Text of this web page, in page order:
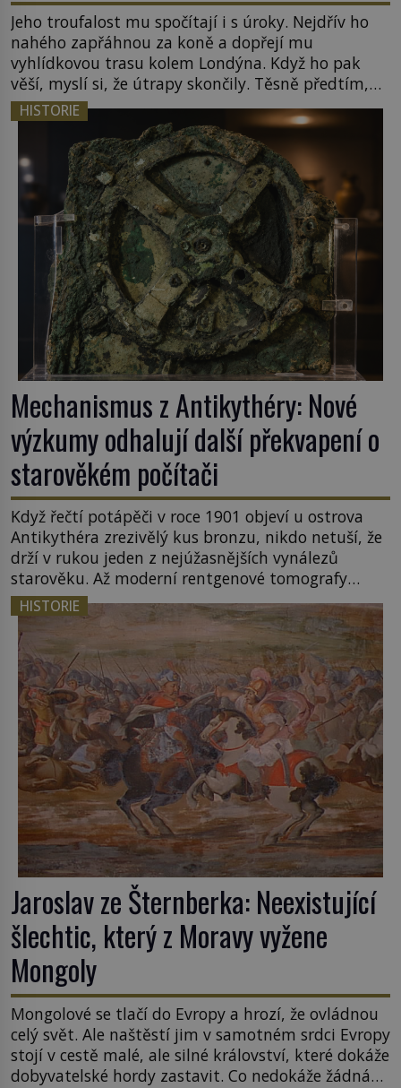
Jeho troufalost mu spočítají i s úroky. Nejdřív ho
nahého zapřáhnou za koně a dopřejí mu
vyhlídkovou trasu kolem Londýna. Když ho pak
věší, myslí si, že útrapy skončily. Těsně předtím,
než ztratí vědomí ho odříznou a začnou jeho tělo
zbavovat orgánů. Chvíli ještě vnímá, pak ho
vysvobodí bezvědomí a smrt. Do posledního
doušku Kdo: Sokrates […]
HISTORIE
Mechanismus z Antikythéry: Nové
výzkumy odhalují další překvapení o
starověkém počítači
Když řečtí potápěči v roce 1901 objeví u ostrova
Antikythéra zrezivělý kus bronzu, nikdo netuší, že
drží v rukou jeden z nejúžasnějších vynálezů
starověku. Až moderní rentgenové tomografy
odhalí desítky ozubených kol ukrytých uvnitř.
Mechanismus z Antikythéry je dnes považován za
nejstarší známý analogový počítač na světě. Přesto
ani po více než sto letech výzkumu […]
HISTORIE
Jaroslav ze Šternberka: Neexistující
šlechtic, který z Moravy vyžene
Mongoly
Mongolové se tlačí do Evropy a hrozí, že ovládnou
celý svět. Ale naštěstí jim v samotném srdci Evropy
stojí v cestě malé, ale silné království, které dokáže
dobyvatelské hordy zastavit. Co nedokáže žádná